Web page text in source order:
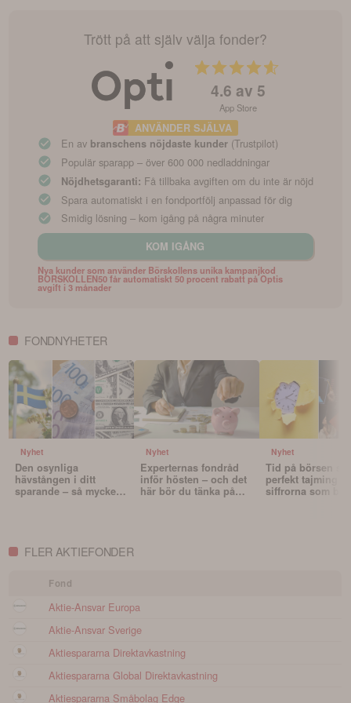
Trött på att själv välja fonder?
4.6 av 5
App Store
ANVÄNDER SJÄLVA
En av branschens nöjdaste kunder (Trustpilot)
Populär sparapp – över 600 000 nedladdningar
Nöjdhetsgaranti: Få tillbaka avgiften om du inte är nöjd
Spara automatiskt i en fondportfölj anpassad för dig
Smidig lösning – kom igång på några minuter
KOM IGÅNG
Nya kunder som använder Börskollens unika kampanjkod
BORSKOLLEN50 får automatiskt 50 procent rabatt på Optis
avgift i 3 månader
FONDNYHETER
Nyhet
Den osynliga
hävstången i ditt
sparande – så mycket
Nyhet
Experternas fondråd
inför hösten – och det
här bör du tänka på
Nyhet
Tid på börsen
perfekt tajming –
siffrorna som
FLER AKTIEFONDER
Fond
Aktie-Ansvar Europa
Aktie-Ansvar Sverige
Aktiespararna Direktavkastning
Aktiespararna Global Direktavkastning
Aktiespararna Småbolag Edge